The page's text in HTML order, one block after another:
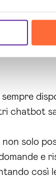
puoi
di
chatbot
solo
così